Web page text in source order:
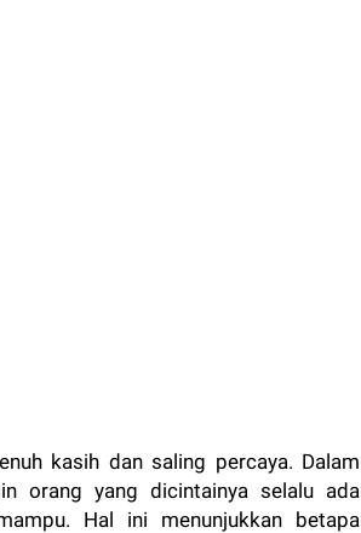
kasih dan saling percaya. Dalam
orang yang dicintainya selalu ada
Hal ini menunjukkan betapa